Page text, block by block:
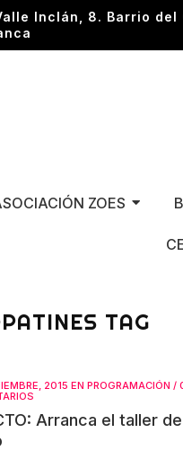
Inclán, 8. Barrio del
ZOES
TAG
2015 EN PROGRAMACIÓN /
Arranca el taller de